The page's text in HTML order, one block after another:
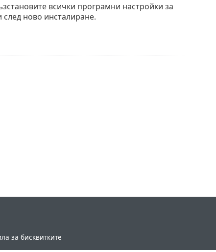
всички програмни настройки за
след ново инсталиране.
за бисквитките